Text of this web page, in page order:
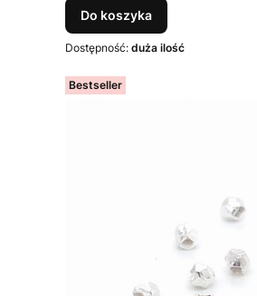
Do koszyka
Dostępność: duża ilość
Bestseller